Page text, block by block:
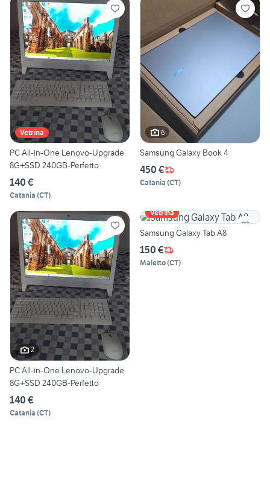
Vetrina
PC All-in-One Lenovo-Upgrade
8G+SSD 240GB-Perfetto
140 €
Catania (CT)
6
Samsung Galaxy Book 4
450 €
Catania (CT)
2
PC All-in-One Lenovo-Upgrade
8G+SSD 240GB-Perfetto
140 €
Catania (CT)
Vetrina
Samsung Galaxy Tab A8
150 €
Maletto(CT)